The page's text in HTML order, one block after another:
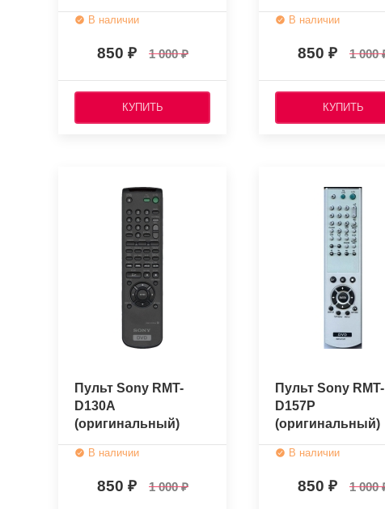
В наличии
850 1 000
КУПИТЬ
В наличии
850 1 000
КУПИТЬ
Пульт Sony RMT-
D130A
(оригинальный)
В наличии
850 1 000
Пульт Sony RMT-
D157P
(оригинальный)
В наличии
850 1 000